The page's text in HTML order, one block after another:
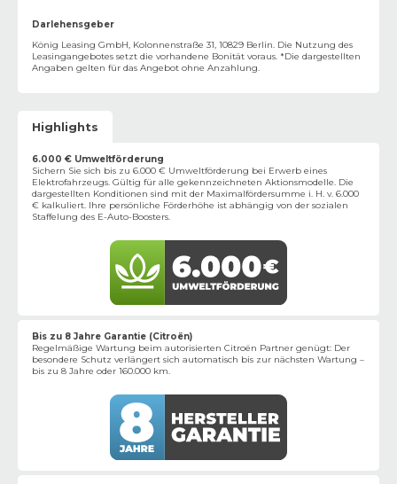
Darlehensgeber
König Leasing GmbH, Kolonnenstraße 31, 10829 Berlin. Die Nutzung des
Leasingangebotes setzt die vorhandene Bonität voraus. *Die dargestellten
Angaben gelten für das Angebot ohne Anzahlung.
Highlights
6.000 € Umweltförderung
Sichern Sie sich bis zu 6.000 € Umweltförderung bei Erwerb eines
Elektrofahrzeugs. Gültig für alle gekennzeichneten Aktionsmodelle. Die
dargestellten Konditionen sind mit der Maximalfördersumme i. H. v. 6.000
€ kalkuliert. Ihre persönliche Förderhöhe ist abhängig von der sozialen
Staffelung des E-Auto-Boosters.
Bis zu 8 Jahre Garantie (Citroën)
Regelmäßige Wartung beim autorisierten Citroën Partner genügt: Der
besondere Schutz verlängert sich automatisch bis zur nächsten Wartung –
bis zu 8 Jahre oder 160.000 km.